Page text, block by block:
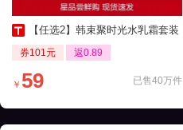
【任选2】韩束聚时光水乳霜套装
券101元 返0.89
已售40万件
￥ 59